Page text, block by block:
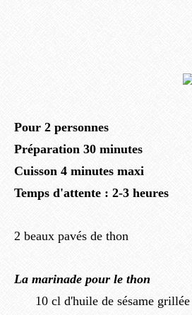
Pour 2 personnes
Préparation 30 minutes
Cuisson 4 minutes maxi
Temps d'attente : 2-3 heures
2 beaux pavés de thon
La marinade pour le thon
10 cl d'huile de sésame grillée